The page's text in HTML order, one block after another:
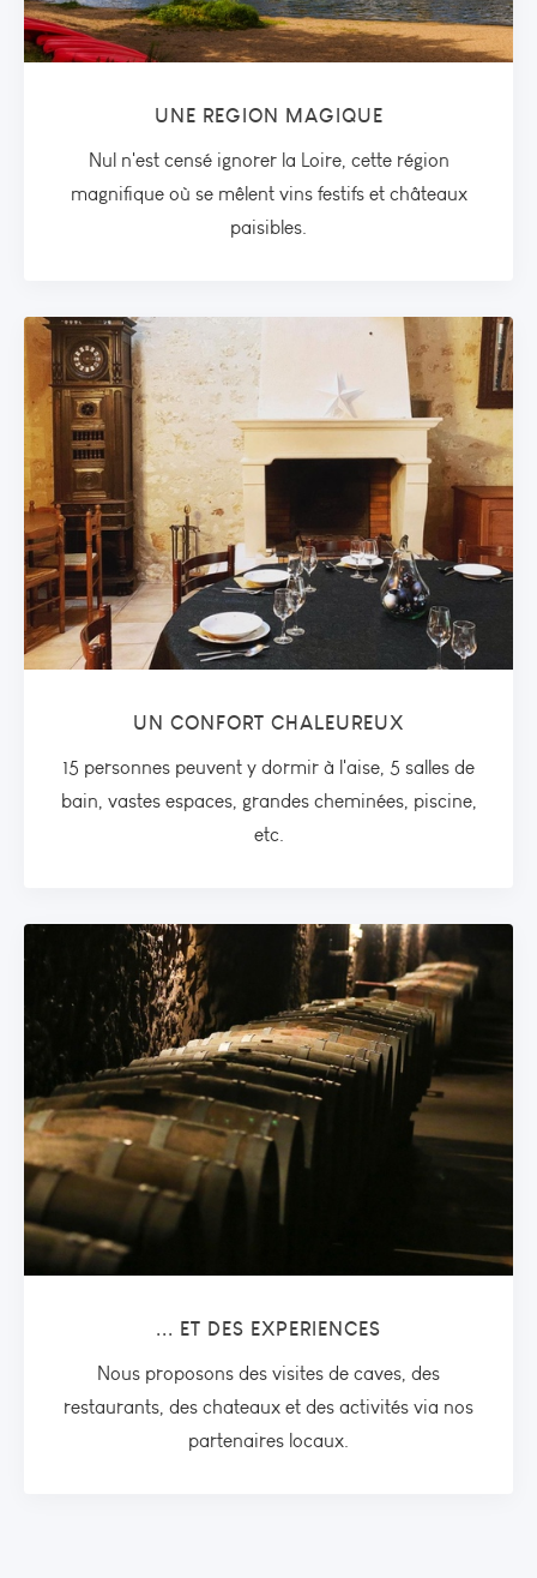
UNE REGION MAGIQUE
Nul n'est censé ignorer la Loire, cette région
magnifique où se mêlent vins festifs et châteaux
paisibles.
UN CONFORT CHALEUREUX
15 personnes peuvent y dormir à l'aise, 5 salles de
bain, vastes espaces, grandes cheminées, piscine,
etc.
... ET DES EXPERIENCES
Nous proposons des visites de caves, des
restaurants, des chateaux et des activités via nos
partenaires locaux.